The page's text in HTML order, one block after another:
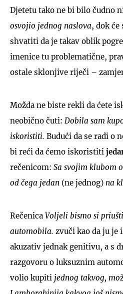
Djetetu tako ne bi bilo čudno
osvojio jednog naslova, dok
shvatiti da je takav oblik
imenice tu problematične,
ostale sklonjive riječi –
Možda ne biste rekli da ćete
neobično čuti: Dobila sam
iskoristiti. Budući da se radi o
bi reći da ćemo iskoristiti
rečenicom: Sa svojim klubom
od čega jedan (ne jednog) na
Rečenica Voljeli bismo si
automobila. zvuči kao da ju je
akuzativ jednak genitivu, a s
razgovoru o luksuznim
volio kupiti jednog takvog,